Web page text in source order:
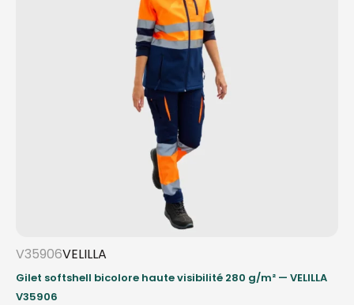
V35906VELILLA
Gilet softshell bicolore haute visibilité 280 g/m² — VELILLA
V35906